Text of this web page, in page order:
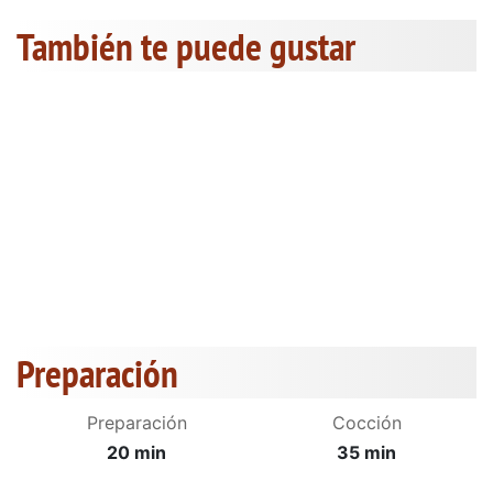
También te puede gustar
Preparación
Preparación
20 min
Cocción
35 min